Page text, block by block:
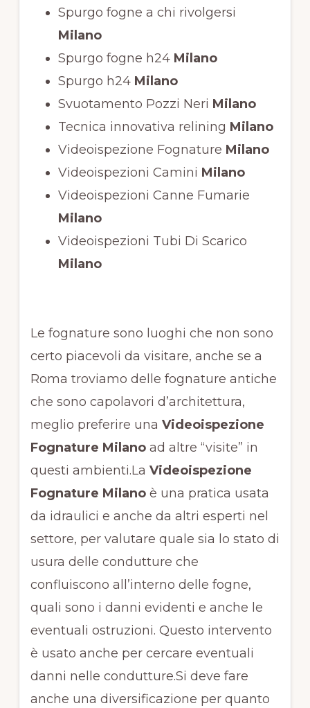
Spurgo fogne a chi rivolgersi
Milano
Spurgo fogne h24Milano
Spurgo h24Milano
Svuotamento Pozzi Neri Milano
Tecnica innovativa relining Milano
Videoispezione Fognature Milano
Videoispezioni Camini Milano
Videoispezioni Canne Fumarie
Milano
Videoispezioni Tubi Di Scarico
Milano
Le fognature sono luoghi che non sono
certo piacevoli da visitare, anche se a
Roma troviamo delle fognature antiche
che sono capolavori d’architettura,
meglio preferire una Videoispezione
Fognature Milanoad altre “visite” in
questi ambienti.La Videoispezione
Fognature Milanoè una pratica usata
da idraulici e anche da altri esperti nel
settore, per valutare quale sia lo stato di
usura delle condutture che
confluiscono all’interno delle fogne,
quali sono i danni evidenti e anche le
eventuali ostruzioni. Questo intervento
è usato anche per cercare eventuali
danni nelle condutture.Si deve fare
anche una diversificazione per quanto